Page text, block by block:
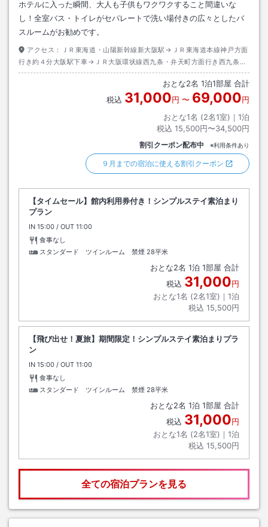
ホテルに入った瞬間、大人も子供もワクワクすること間違いな
し！全室バス・トイレがセパレートで洗い場付きの広々としたバ
スルームがお勧めです。
アクセス：
ＪＲ東海道・山陽新幹線新大阪駅→ＪＲ東海道本線神戸方面
行き約４分大阪駅下車→ＪＲ大阪環状線西九条・弁天町方面行き西九条駅
下車→ＪＲゆめ咲線ユニバーサルシティ行き約５分ユニバーサルシティ駅
おとな2名 1泊1部屋 合計
税込 31,000円 〜 69,000円
おとな1名 (2名1室)｜ 1泊
税込 15,500円〜34,500円
割引クーポン配布中 ※利用条件あり
９月までの宿泊に使える割引クーポン
【タイムセール】館内利用券付き！シンプルステイ素泊まり
プラン
IN チェックイン
15:00 / OUT チェックアウト
11:00
食事なし
スタンダード ツインルーム 禁煙 28平米
おとな2名 1泊 1部屋 合計
税込 31,000円
おとな1名 (2名1室)｜ 1泊
税込 15,500円
【飛び出せ！夏旅】期間限定！シンプルステイ素泊まりプラ
ン
IN チェックイン
15:00 / OUT チェックアウト
11:00
食事なし
スタンダード ツインルーム 禁煙 28平米
おとな2名 1泊 1部屋 合計
税込 31,000円
おとな1名 (2名1室)｜ 1泊
税込 15,500円
全ての宿泊プランを見る